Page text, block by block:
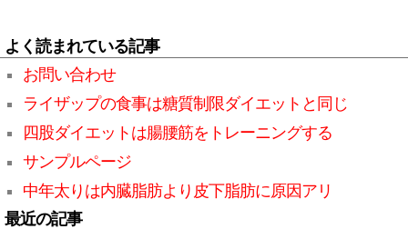
よく読まれている記事
お問い合わせ
ライザップの食事は糖質制限ダイエットと同じ
四股ダイエットは腸腰筋をトレーニングする
サンプルページ
中年太りは内臓脂肪より皮下脂肪に原因アリ
最近の記事